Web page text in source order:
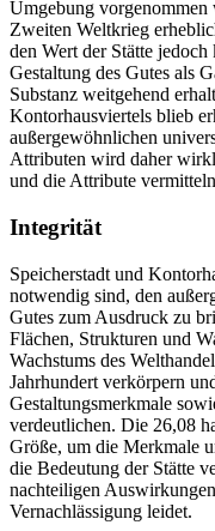
Umgebung
Zweiten Weltkrieg
den Wert der Stätte
Gestaltung des Gutes als
Substanz weitgehend
Kontorhausviertels blieb
außergewöhnlichen
Attributen wird daher
und die Attribute
Integrität
Speicherstadt und
notwendig sind, den
Gutes zum Ausdruck zu
Flächen, Strukturen und
Wachstums des
Jahrhundert verkörpern
Gestaltungsmerkmale
verdeutlichen. Die 26,08
Größe, um die Merkmale
die Bedeutung der Stätte
nachteiligen
Vernachlässigung leidet.